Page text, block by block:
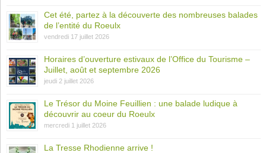
Cet été, partez à la découverte des nombreuses balades
de l’entité du Roeulx
vendredi 17 juillet 2026
Horaires d’ouverture estivaux de l’Office du Tourisme –
Juillet, août et septembre 2026
jeudi 2 juillet 2026
Le Trésor du Moine Feuillien : une balade ludique à
découvrir au coeur du Roeulx
mercredi 1 juillet 2026
La Tresse Rhodienne arrive !